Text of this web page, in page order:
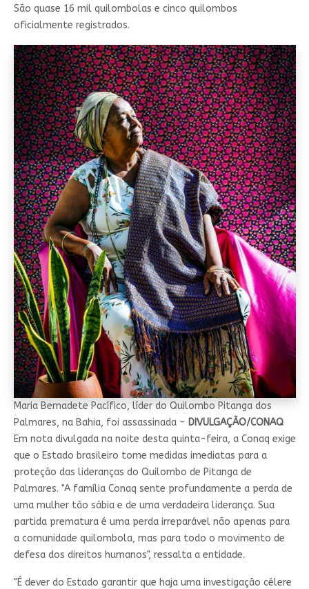
São quase 16 mil quilombolas e cinco quilombos
oficialmente registrados.
Maria Bernadete Pacífico, líder do Quilombo Pitanga dos
Palmares, na Bahia, foi assassinada - DIVULGAÇÃO/CONAQ
Em nota divulgada na noite desta quinta-feira, a Conaq exige
que o Estado brasileiro tome medidas imediatas para a
proteção das lideranças do Quilombo de Pitanga de
Palmares. "A família Conaq sente profundamente a perda de
uma mulher tão sábia e de uma verdadeira liderança. Sua
partida prematura é uma perda irreparável não apenas para
a comunidade quilombola, mas para todo o movimento de
defesa dos direitos humanos", ressalta a entidade.
"É dever do Estado garantir que haja uma investigação célere